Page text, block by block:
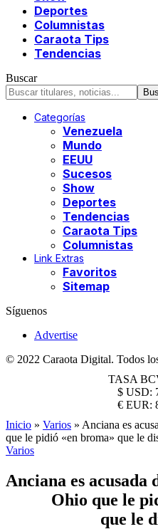
Deportes
Columnistas
Caraota Tips
Tendencias
Buscar
Categorías
Venezuela
Mundo
EEUU
Sucesos
Show
Deportes
Tendencias
Caraota Tips
Columnistas
Link Extras
Favoritos
Sitemap
Síguenos
Advertise
© 2022 Caraota Digital. Todos
TASA
$ USD:
€ EUR:
Inicio » Varios » Anciana es
que le pidió «en broma» que le
Varios
Anciana es acusada
Ohio que le
que le